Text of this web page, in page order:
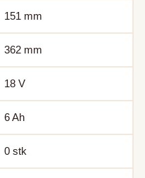
151 mm
362 mm
18 V
6Ah
0 stk